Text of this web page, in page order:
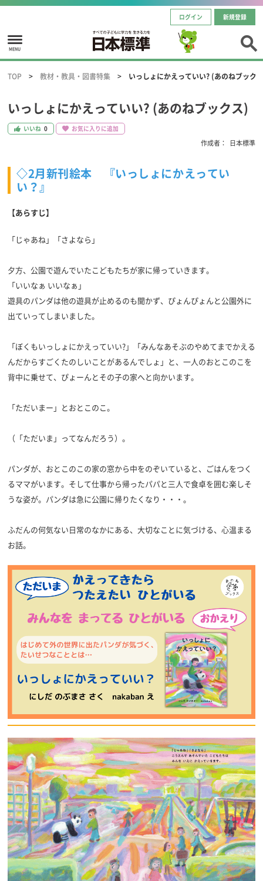
ログイン 新規登録
MENU
TOP 教材・教具・図書特集 いっしょにかえっていい? (あのねブック
いっしょにかえっていい? (あのねブックス)
いいね 0 お気に入りに追加
作成者： 日本標準
◇2月新刊絵本 『いっしょにかえってい
い？』
【あらすじ】
「じゃあね」「さよなら」
夕方、公園で遊んでいたこどもたちが家に帰っていきます。
「いいなぁ いいなぁ」
遊具のパンダは他の遊具が止めるのも聞かず、ぴょんぴょんと公園外に
出ていってしまいました。
「ぼくもいっしょにかえっていい?」「みんなあそぶのやめてまでかえる
んだからすごくたのしいことがあるんでしょ」と、一人のおとこのこを
背中に乗せて、ぴょーんとその子の家へと向かいます。
「ただいまー」とおとこのこ。
（「ただいま」ってなんだろう）。
パンダが、おとこのこの家の窓から中をのぞいていると、ごはんをつく
るママがいます。そして仕事から帰ったパパと三人で食卓を囲む楽しそ
うな姿が。パンダは急に公園に帰りたくなり・・・。
ふだんの何気ない日常のなかにある、大切なことに気づける、心温まる
お話。